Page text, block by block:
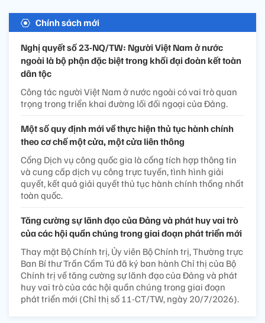
Chính sách mới
Nghị quyết số 23-NQ/TW: Người Việt Nam ở nước
ngoài là bộ phận đặc biệt trong khối đại đoàn kết toàn
dân tộc
Công tác người Việt Nam ở nước ngoài có vai trò quan
trọng trong triển khai đường lối đối ngoại của Đảng.
Một số quy định mới về thực hiện thủ tục hành chính
theo cơ chế một cửa, một cửa liên thông
Cổng Dịch vụ công quốc gia là cổng tích hợp thông tin
và cung cấp dịch vụ công trực tuyến, tình hình giải
quyết, kết quả giải quyết thủ tục hành chính thống nhất
toàn quốc.
Tăng cường sự lãnh đạo của Đảng và phát huy vai trò
của các hội quần chúng trong giai đoạn phát triển mới
Thay mặt Bộ Chính trị, Ủy viên Bộ Chính trị, Thường trực
Ban Bí thư Trần Cẩm Tú đã ký ban hành Chỉ thị của Bộ
Chính trị về tăng cường sự lãnh đạo của Đảng và phát
huy vai trò của các hội quần chúng trong giai đoạn
phát triển mới (Chỉ thị số 11-CT/TW, ngày 20/7/2026).